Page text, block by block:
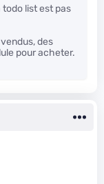
todo list est pas
des
pour acheter.